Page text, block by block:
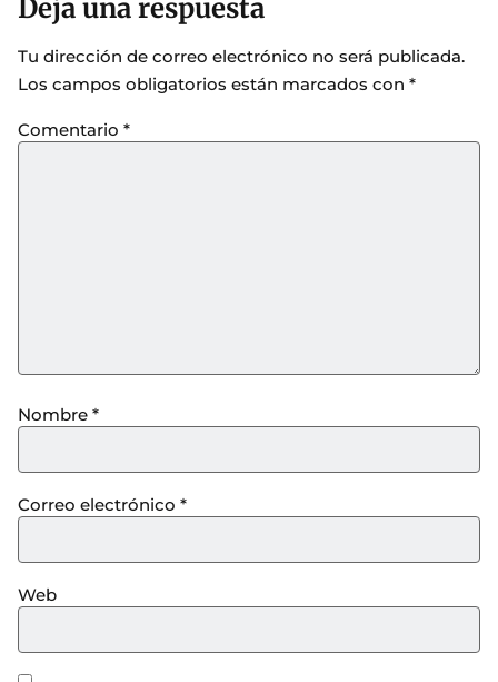
Deja una respuesta
Tu dirección de correo electrónico no será publicada.
Los campos obligatorios están marcados con *
Comentario *
Nombre *
Correo electrónico *
Web